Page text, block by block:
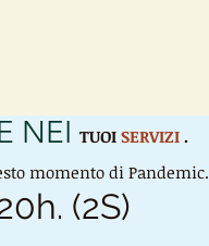
(2S)
NEI TUOI SERVIZI .
momento di Pandemic.